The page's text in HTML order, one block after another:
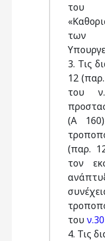
του
των
3. Τις
12
του
(Α
(παρ.
τον
του
4. Τις